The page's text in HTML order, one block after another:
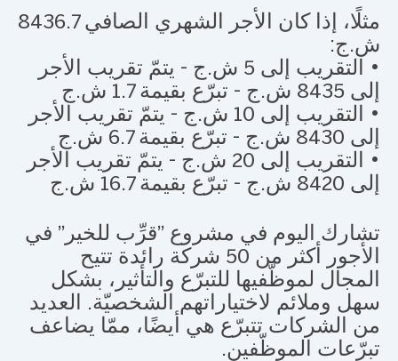
مثلًا، إذا كان الأجر الشهري الصافي 8436.7
ش.ج:
• التقريب إلى 5 ش.ج - يتمّ تقريب الأجر
إلى 8435 ش.ج - تبرّع بقيمة 1.7 ش.ج
• التقريب إلى 10 ش.ج - يتمّ تقريب الأجر
إلى 8430 ش.ج - تبرّع بقيمة 6.7 ش.ج
• التقريب إلى 20 ش.ج - يتمّ تقريب الأجر
إلى 8420 ش.ج - تبرّع بقيمة 16.7 ش.ج
تشارك اليوم في مشروع "قرِّب للخير" في
الأجور أكثر من 50 شركة رائدة تتيح
المجال لموظّفيها للتبرّع والتأثير، بشكل
سهل وملائم لاختياراتهم الشخصيّة. العديد
من الشركات تتبرّع هي أيضًا، ممّا يضاعف
تبرّعات الموظّفين.